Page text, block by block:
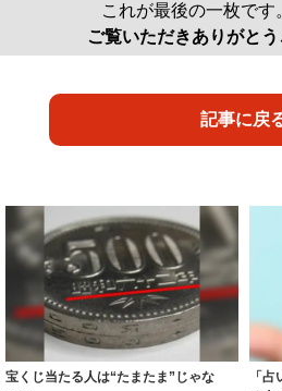
これが最後の一枚です
ご覧いただきありがとう
記事に戻
宝くじ当たる人は“たまたま”じゃな
「